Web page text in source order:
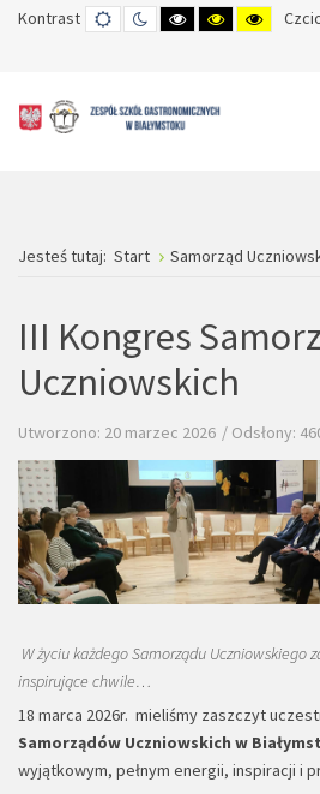
Kontrast TRYB
DOMYŚLNY
TRYB
DZIENNY
WYSOKI
CZARNO-
WYSOKI
CZARNO-
WYSOKI
ŻÓŁTO-
Jesteś tutaj: Start Samorząd
III Kongres
Uczniowskich
Utworzono: 20 marzec 2026 Odsłony:
W życiu każdego Samorządu Uczniowskiego
inspirujące chwile…
18 marca 2026r. mieliśmy zaszczyt
Samorządów Uczniowskich w
wyjątkowym, pełnym energii, inspiracji i